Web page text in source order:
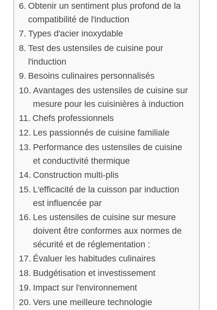
Obtenir un sentiment plus profond de la
compatibilité de l'induction
Types d'acier inoxydable
Test des ustensiles de cuisine pour
l'induction
Besoins culinaires personnalisés
Avantages des ustensiles de cuisine sur
mesure pour les cuisinières à induction
Chefs professionnels
Les passionnés de cuisine familiale
Performance des ustensiles de cuisine
et conductivité thermique
Construction multi-plis
L'efficacité de la cuisson par induction
est influencée par
Les ustensiles de cuisine sur mesure
doivent être conformes aux normes de
sécurité et de réglementation :
Évaluer les habitudes culinaires
Budgétisation et investissement
Impact sur l'environnement
Vers une meilleure technologie